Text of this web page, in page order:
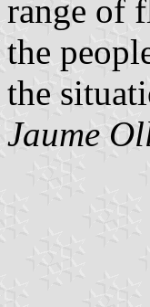
range of
the
the
Jaume